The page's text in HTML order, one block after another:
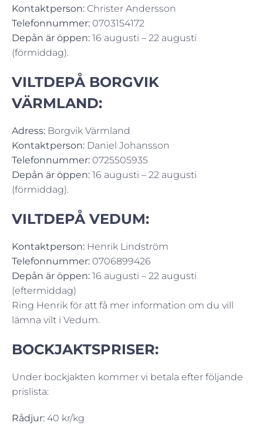
Kontaktperson: Christer Andersson
Telefonnummer: 0703154172
Depån är öppen: 16 augusti – 22 augusti
(förmiddag).
VILTDEPÅ BORGVIK
VÄRMLAND:
Adress: Borgvik Värmland
Kontaktperson: Daniel Johansson
Telefonnummer: 0725505935
Depån är öppen: 16 augusti – 22 augusti
(förmiddag).
VILTDEPÅ VEDUM:
Kontaktperson: Henrik Lindström
Telefonnummer: 0706899426
Depån är öppen: 16 augusti – 22 augusti
(eftermiddag)
Ring Henrik för att få mer information om du vill
lämna vilt i Vedum.
BOCKJAKTSPRISER:
Under bockjakten kommer vi betala efter följande
prislista:
Rådjur: 40 kr/kg